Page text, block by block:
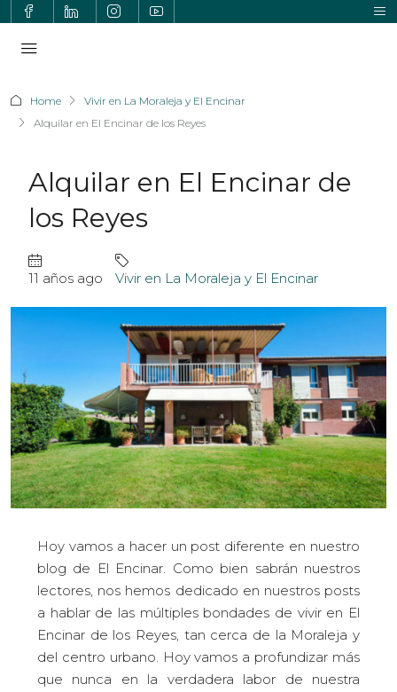
Home
Vivir en La Moraleja y El Encinar
Alquilar en El Encinar de los Reyes
Alquilar en El Encinar de
los Reyes
11 años ago Vivir en La Moraleja y El Encinar
Hoy vamos a hacer un post diferente en nuestro
blog de El Encinar. Como bien sabrán nuestros
lectores, nos hemos dedicado en nuestros posts
a hablar de las múltiples bondades de vivir en El
Encinar de los Reyes, tan cerca de la Moraleja y
del centro urbano. Hoy vamos a profundizar más
que nunca en la verdadera labor de nuestra